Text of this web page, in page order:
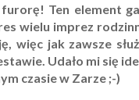
Ten element
wielu imprez
więc jak zawsze
Udało mi się
czasie w Zarze ;-)